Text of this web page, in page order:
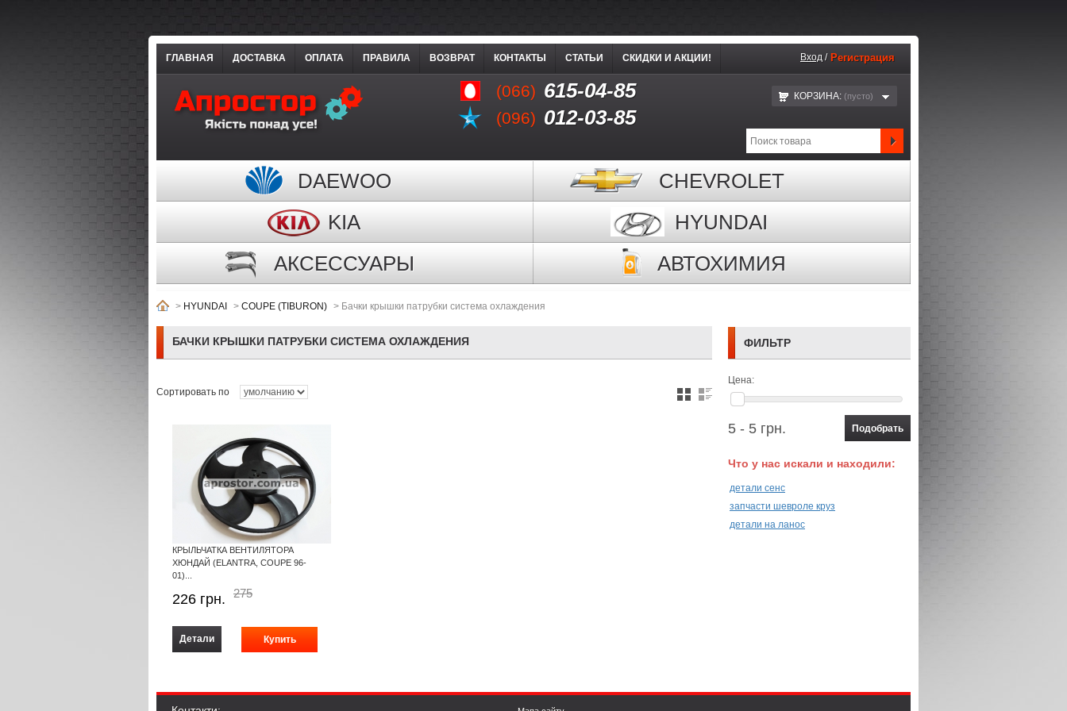
(066) 615-04-85
(096) 012-03-85
ГЛАВНАЯ ДОСТАВКА ОПЛАТА ПРАВИЛА ВОЗВРАТ КОНТАКТЫ СТАТЬИ СКИДКИ И АКЦИИ! Вход / Регистрация
КОРЗИНА: (пустo)
DAEWOO
CHEVROLET
KIA
HYUNDAI
АКСЕССУАРЫ
АВТОХИМИЯ
> HYUNDAI > COUPE (TIBURON) > Бачки крышки патрубки система охлаждения
БАЧКИ КРЫШКИ ПАТРУБКИ СИСТЕМА ОХЛАЖДЕНИЯ
Сортировать по
КРЫЛЬЧАТКА ВЕНТИЛЯТОРА
ХЮНДАЙ (ELANTRA, COUPE 96-
01)...
226 грн. 275
Детали
ФИЛЬТР
Цена:
5 - 5 грн.
Что у нас искали и находили:
детали сенс
запчасти шевроле круз
детали на ланос